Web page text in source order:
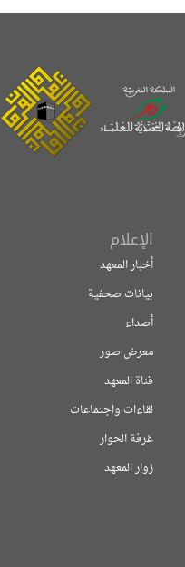
الإعلام
أخبار المعهد
بيانات صحفية
أصداء
معرض صور
قناة المعهد
لقاءات واجتماعات
غرفة الحوار
زوار المعهد